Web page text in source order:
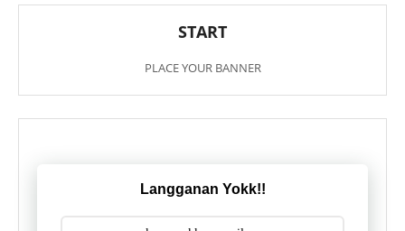
START
PLACE YOUR BANNER
Langganan Yokk!!